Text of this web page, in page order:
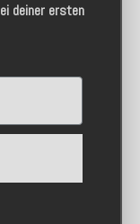
deiner ersten